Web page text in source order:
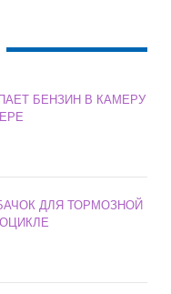
БЕНЗИН В КАМЕРУ
ДЛЯ ТОРМОЗНОЙ